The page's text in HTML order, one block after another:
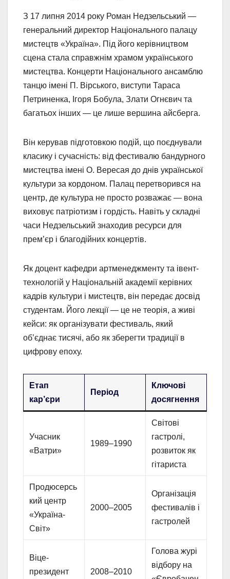
З 17 липня 2014 року Роман Недзельський —
генеральний директор Національного палацу
мистецтв «Україна». Під його керівництвом
сцена стала справжнім храмом українського
мистецтва. Концерти Національного ансамблю
танцю імені П. Вірського, виступи Тараса
Петриненка, Ігоря Бобула, Злати Огнєвич та
багатьох інших — це лише вершина айсберга.
Він керував підготовкою подій, що поєднували
класику і сучасність: від фестивалю бандурного
мистецтва імені О. Вересая до днів української
культури за кордоном. Палац перетворився на
центр, де культура не просто розважає — вона
виховує патріотизм і гордість. Навіть у складні
часи Недзельський знаходив ресурси для
прем’єр і благодійних концертів.
Як доцент кафедри артменеджменту та івент-
технологій у Національній академії керівних
кадрів культури і мистецтв, він передає досвід
студентам. Його лекції — це не теорія, а живі
кейси: як організувати фестиваль, який
об’єднає тисячі, або як зберегти традиції в
цифрову епоху.
Етап
кар’єри
Період
Ключові
досягнення
Учасник
«Ватри»
1989–1990
Світові
гастролі,
розвиток як
гітариста
Продюсерсь
кий центр
«Україна-
Світ»
2000–2005
Організація
фестивалів і
гастролей
Віце-
президент
2008–2010
Голова журі
відбору на